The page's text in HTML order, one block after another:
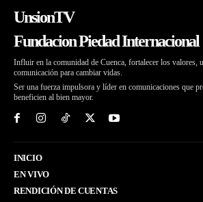
UnsionTV
Fundacion Piedad Internacional
Influir en la comunidad de Cuenca, fortalecer los valores,
comunicación para cambiar vidas.
Ser una fuerza impulsora y líder en comunicaciones que
beneficien al bien mayor.
INICIO
EN VIVO
RENDICIÓN DE CUENTAS